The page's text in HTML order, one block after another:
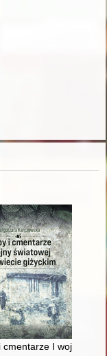
Donimierz do połowy
cmentarze I wojny